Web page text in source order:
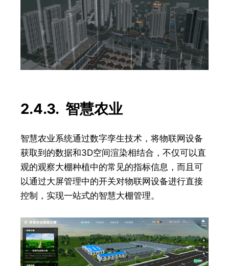
2.4.3. 智慧农业
智慧农业系统通过数字孪生技术，将物联网设备
获取到的数据和3D空间渲染相结合，不仅可以直
观的观察大棚种植中的常见的指标信息，而且可
以通过大屏管理中的开关对物联网设备进行直接
控制，实现一站式的智慧大棚管理。